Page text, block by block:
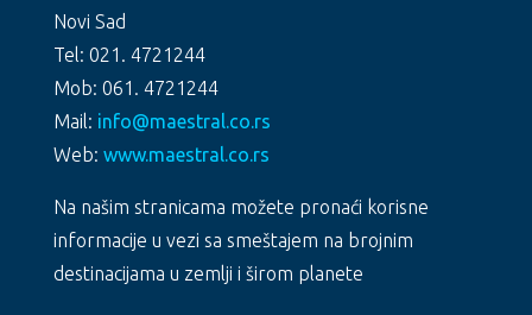
Novi Sad
Tel: 021. 4721244
Mob: 061. 4721244
Mail: info@maestral.co.rs
Web: www.maestral.co.rs
Na našim stranicama možete pronaći korisne
informacije u vezi sa smeštajem na brojnim
destinacijama u zemlji i širom planete